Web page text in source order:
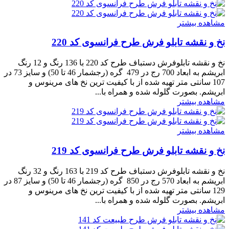
مشاهده بیشتر
نخ و نقشه تابلو فرش طرح فرانسوی کد 220
نخ و نقشه تابلوفرش دستباف طرح کد 220 با 136 رنگ و 12 رنگ
ابریشم به ابعاد 700 رج در 479 گره (رجشمار 46 تا 50) و سایز 73 در
107 سانتی متر تهیه شده از با کیفیت ترین نخ های مرینوس و
ابریشم. بصورت گلوله شده و همراه با...
مشاهده بیشتر
مشاهده بیشتر
نخ و نقشه تابلو فرش طرح فرانسوی کد 219
نخ و نقشه تابلوفرش دستباف طرح کد 219 با 163 رنگ و 32 رنگ
ابریشم به ابعاد 570 رج در 850 گره (رجشمار 46 تا 50) و سایز 87 در
129 سانتی متر تهیه شده از با کیفیت ترین نخ های مرینوس و
ابریشم. بصورت گلوله شده و همراه با...
مشاهده بیشتر